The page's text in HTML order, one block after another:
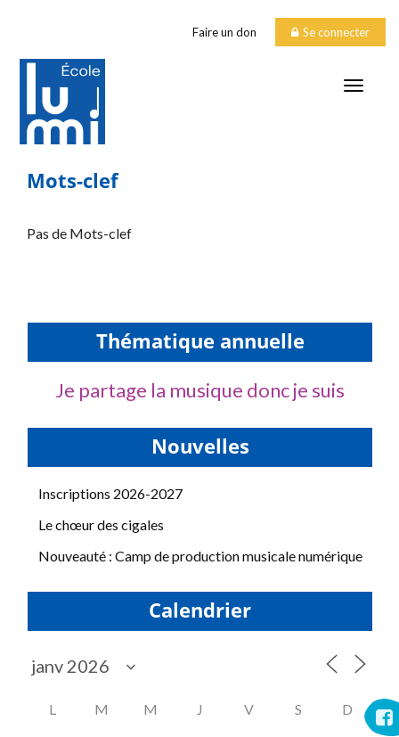
Faire un don Se connecter
Mots-clef
Pas de Mots-clef
Thématique annuelle
Je partage la musique donc je suis
Nouvelles
Inscriptions 2026-2027
Le chœur des cigales
Nouveauté : Camp de production musicale numérique
Calendrier
L M M J V S D